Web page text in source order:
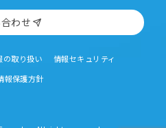
わせ
の取り扱い
情報セキュリティ
報保護方針